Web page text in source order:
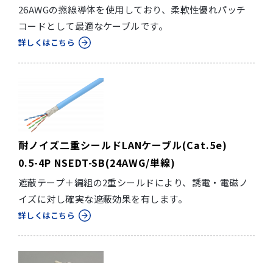
26AWGの撚線導体を使用しており、柔軟性優れパッチ
コードとして最適なケーブルです。
詳しくはこちら
耐ノイズ二重シールドLANケーブル(Cat.5e)
0.5-4P NSEDT-SB(24AWG/単線)
遮蔽テープ＋編組の2重シールドにより、誘電・電磁ノ
イズに対し確実な遮蔽効果を有します。
詳しくはこちら